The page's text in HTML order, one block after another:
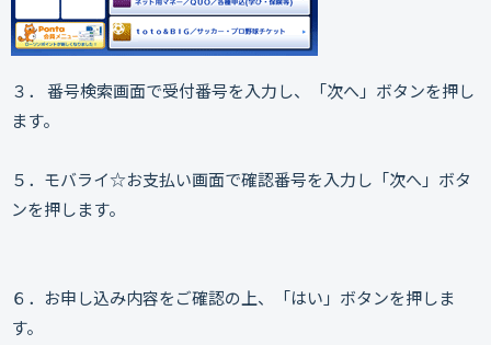
３． 番号検索画面で受付番号を入力し、「次へ」ボタンを押し
ます。
５．モバライ☆お支払い画面で確認番号を入力し「次へ」ボタ
ンを押します。
６．お申し込み内容をご確認の上、「はい」ボタンを押しま
す。